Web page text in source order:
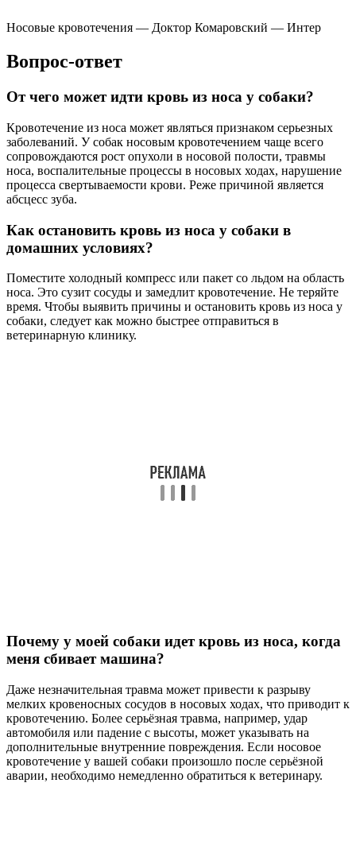
Носовые кровотечения — Доктор Комаровский — Интер
Вопрос-ответ
От чего может идти кровь из носа у собаки?
Кровотечение из носа может являться признаком серьезных
заболеваний. У собак носовым кровотечением чаще всего
сопровождаются рост опухоли в носовой полости, травмы
носа, воспалительные процессы в носовых ходах, нарушение
процесса свертываемости крови. Реже причиной является
абсцесс зуба.
Как остановить кровь из носа у собаки в
домашних условиях?
Поместите холодный компресс или пакет со льдом на область
носа. Это сузит сосуды и замедлит кровотечение. Не теряйте
время. Чтобы выявить причины и остановить кровь из носа у
собаки, следует как можно быстрее отправиться в
ветеринарную клинику.
Почему у моей собаки идет кровь из носа, когда
меня сбивает машина?
Даже незначительная травма может привести к разрыву
мелких кровеносных сосудов в носовых ходах, что приводит к
кровотечению. Более серьёзная травма, например, удар
автомобиля или падение с высоты, может указывать на
дополнительные внутренние повреждения. Если носовое
кровотечение у вашей собаки произошло после серьёзной
аварии, необходимо немедленно обратиться к ветеринару.